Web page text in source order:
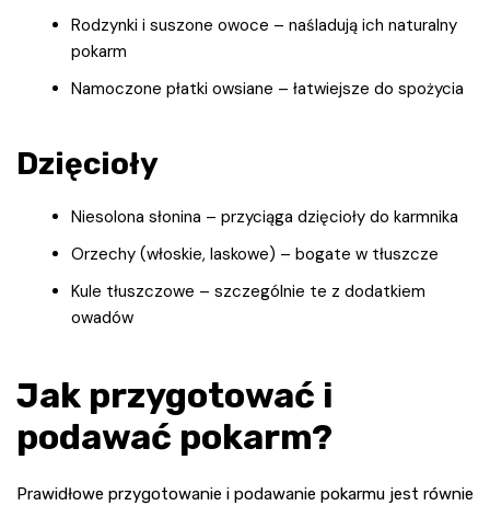
Rodzynki i suszone owoce – naśladują ich naturalny
pokarm
Namoczone płatki owsiane – łatwiejsze do spożycia
Dzięcioły
Niesolona słonina – przyciąga dzięcioły do karmnika
Orzechy (włoskie, laskowe) – bogate w tłuszcze
Kule tłuszczowe – szczególnie te z dodatkiem
owadów
Jak przygotować i
podawać pokarm?
Prawidłowe przygotowanie i podawanie pokarmu jest równie